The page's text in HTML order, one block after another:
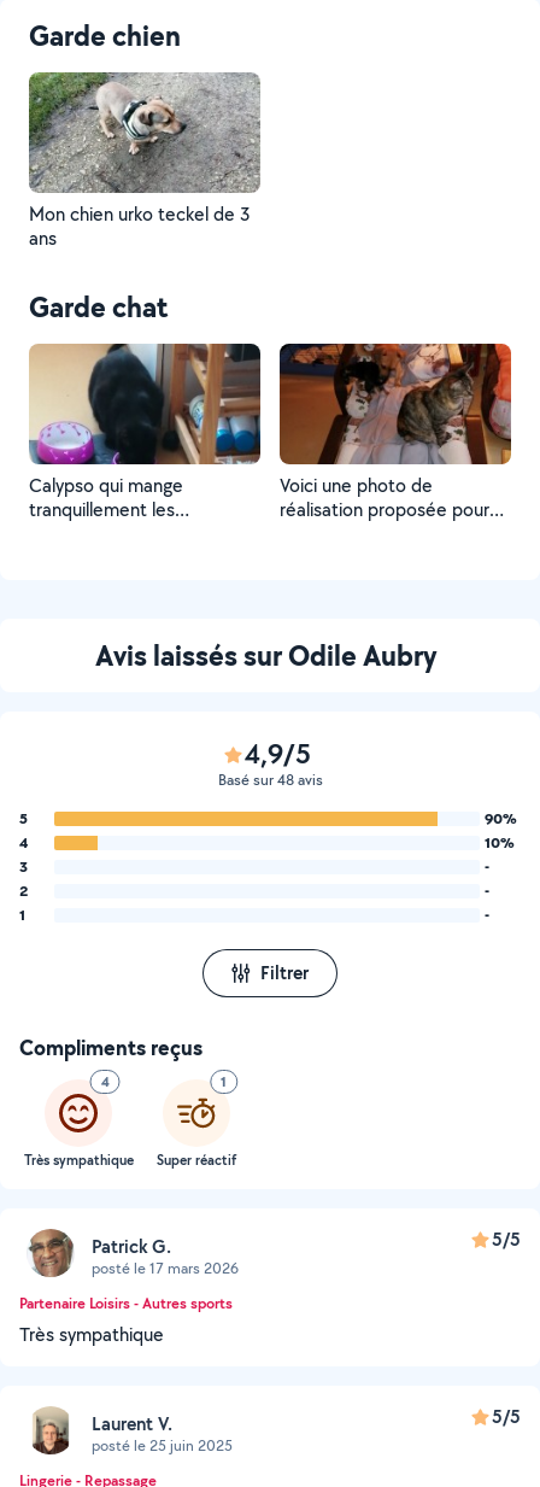
Garde chien
Mon chien urko teckel de 3
ans
Garde chat
Calypso qui mange
tranquillement les
Voici une photo de
réalisation proposée pour
Avis laissés sur Odile Aubry
4,9/5
Basé sur 48 avis
5
90%
4
10%
3
-
2
-
1
-
Filtrer
Compliments reçus
4
Très sympathique
1
Super réactif
Patrick G.
posté le 17 mars 2026
5/5
Partenaire Loisirs - Autres sports
Très sympathique
Laurent V.
posté le 25 juin 2025
5/5
Lingerie - Repassage